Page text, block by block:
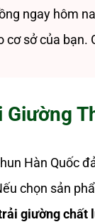
ngay hôm
cơ sở của bạn.
Hàn Quốc
chọn sản
giường chất